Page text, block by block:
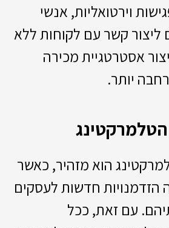
וירטואליות, אנשי
ליצור קשר עם לקוחות ללא
אסטרטגיית מכירה
יותר.
הוא מזהיר, כאשר
הזדמנויות חדשות לעסקים
עם זאת, ככל